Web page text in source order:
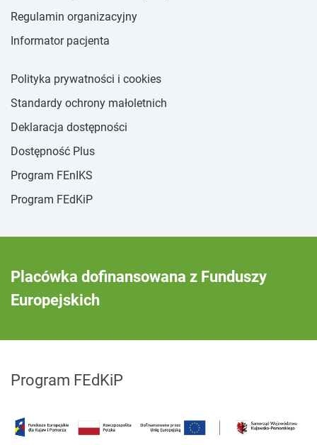
Regulamin organizacyjny
Informator pacjenta
Polityka prywatności i cookies
Standardy ochrony małoletnich
Deklaracja dostępności
Dostępność Plus
Program FEnIKS
Program FEdKiP
Placówka dofinansowana z Funduszy
Europejskich
Program FEdKiP